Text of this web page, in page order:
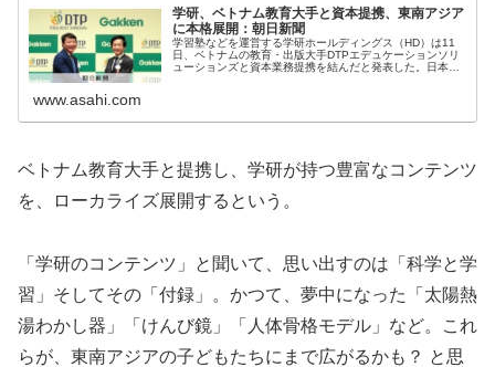
学研、ベトナム教育大手と資本提携、東南アジア
に本格展開：朝日新聞
学習塾などを運営する学研ホールディングス（HD）は11
日、ベトナムの教育・出版大手DTPエデュケーションソリ
ューションズと資本業務提携を結んだと発表した。日本国
www.asahi.com
ベトナム教育大手と提携し、学研が持つ豊富なコンテンツ
を、
ローカライズ展開するという。
「学研のコンテンツ」と聞いて、思い出すのは「科学と学
習」 そしてその「付録」。かつて、夢中になった「太陽熱
湯わかし器」
「けんび鏡」「人体骨格モデル」など。これ
らが、 東南アジアの子どもたちにまで広がるかも？ と思